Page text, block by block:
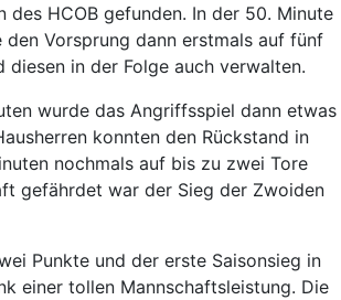
des HCOB gefunden. In der 50. Minute
Vorsprung dann erstmals auf fünf
diesen in der Folge auch verwalten.
wurde das Angriffsspiel dann etwas
konnten den Rückstand in
nochmals auf bis zu zwei Tore
gefährdet war der Sieg der Zwoiden
Punkte und der erste Saisonsieg in
einer tollen Mannschaftsleistung. Die